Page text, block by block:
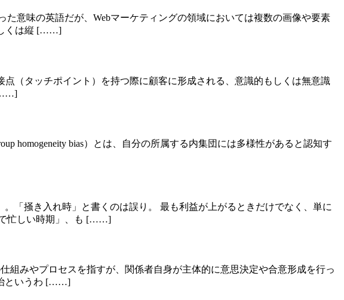
意味の英語だが、Webマーケティングの領域においては複数の画像や要素
しくは縦 [……]
点（タッチポイント）を持つ際に顧客に形成される、意識的もしくは無意識
homogeneity bias）とは、自分の所属する内集団には多様性があると認知す
「掻き入れ時」と書くのは誤り。 最も利益が上がるときだけでなく、単に
で忙しい時期」、も [……]
組みやプロセスを指すが、関係者自身が主体的に意思決定や合意形成を行っ
というわ [……]